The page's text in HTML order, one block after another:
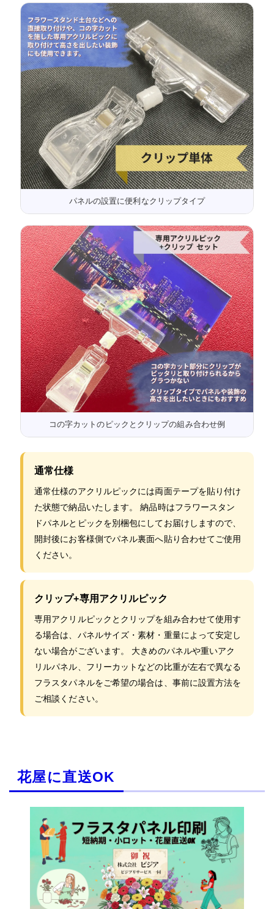
パネルの設置に便利なクリップタイプ
コの字カットのピックとクリップの組み合わせ例
通常仕様
通常仕様のアクリルピックには両面テープを貼り付け
た状態で納品いたします。 納品時はフラワースタン
ドパネルとピックを別梱包にしてお届けしますので、
開封後にお客様側でパネル裏面へ貼り合わせてご使用
ください。
クリップ+専用アクリルピック
専用アクリルピックとクリップを組み合わせて使用す
る場合は、パネルサイズ・素材・重量によって安定し
ない場合がございます。 大きめのパネルや重いアク
リルパネル、フリーカットなどの比重が左右で異なる
フラスタパネルをご希望の場合は、事前に設置方法を
ご相談ください。
花屋に直送OK